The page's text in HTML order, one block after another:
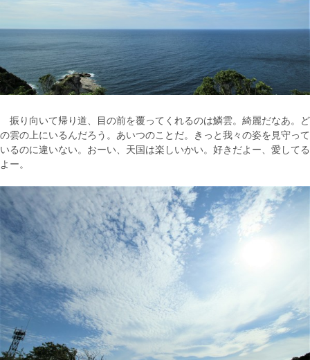
振り向いて帰り道、目の前を覆ってくれるのは鱗雲。綺麗だなあ。ど
の雲の上にいるんだろう。あいつのことだ。きっと我々の姿を見守って
いるのに違いない。おーい、天国は楽しいかい。好きだよー、愛してる
よー。